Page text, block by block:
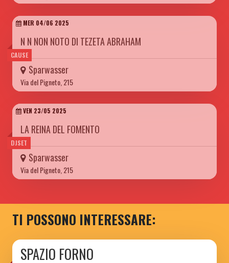
CAUSE
MER 04/06 2025
N N NON NOTO DI TEZETA ABRAHAM
Sparwasser
Via del Pigneto, 215
DJSET
VEN 23/05 2025
LA REINA DEL FOMENTO
Sparwasser
Via del Pigneto, 215
TI POSSONO INTERESSARE:
SPAZIO FORNO